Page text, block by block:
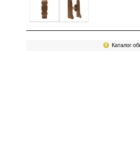
Каталог